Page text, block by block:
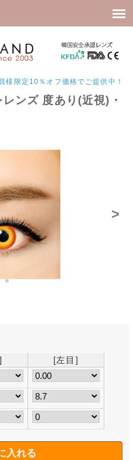
限定10％オフ価格でご提供中！
ンズ 度あり(近視)・
>
[左目]